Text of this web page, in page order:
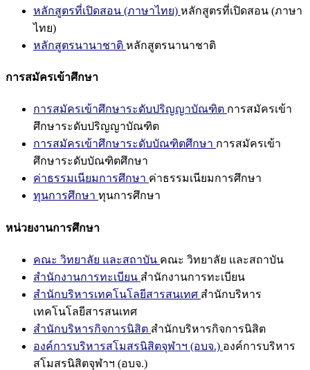
หลักสูตรที่เปิดสอน (ภาษาไทย) หลักสูตรที่เปิดสอน (ภาษา
ไทย)
หลักสูตรนานาชาติ หลักสูตรนานาชาติ
การสมัครเข้าศึกษา
การสมัครเข้าศึกษาระดับปริญญาบัณฑิต การสมัครเข้า
ศึกษาระดับปริญญาบัณฑิต
การสมัครเข้าศึกษาระดับบัณฑิตศึกษา การสมัครเข้า
ศึกษาระดับบัณฑิตศึกษา
ค่าธรรมเนียมการศึกษา ค่าธรรมเนียมการศึกษา
ทุนการศึกษา ทุนการศึกษา
หน่วยงานการศึกษา
คณะ วิทยาลัย และสถาบัน คณะ วิทยาลัย และสถาบัน
สำนักงานการทะเบียน สำนักงานการทะเบียน
สำนักบริหารเทคโนโลยีสารสนเทศ สำนักบริหาร
เทคโนโลยีสารสนเทศ
สำนักบริหารกิจการนิสิต สำนักบริหารกิจการนิสิต
องค์การบริหารสโมสรนิสิตจุฬาฯ (อบจ.) องค์การบริหาร
สโมสรนิสิตจุฬาฯ (อบจ.)